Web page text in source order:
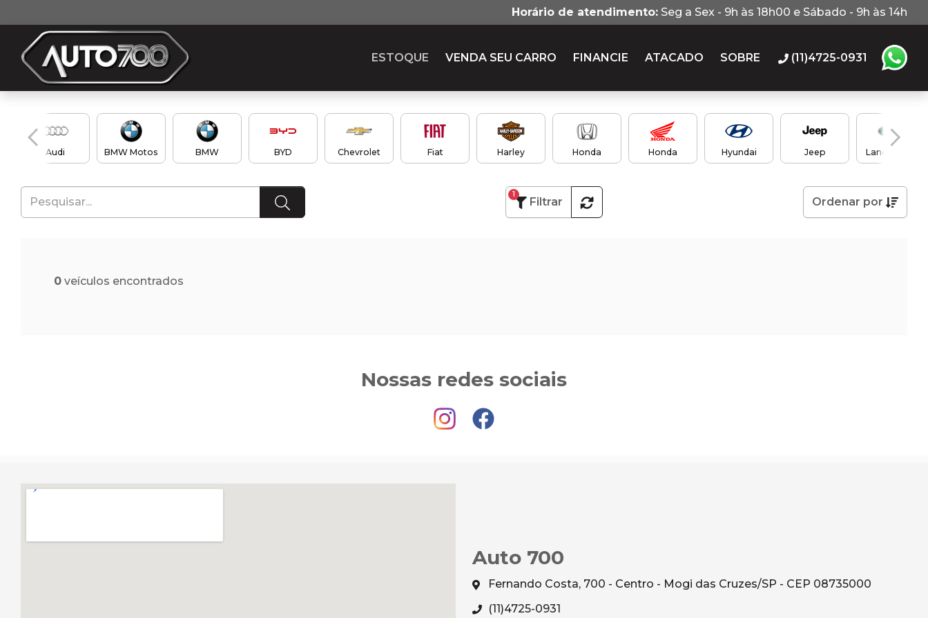
Horário de atendimento: Seg a Sex - 9h às 18h00 e Sábado - 9h às 14h
ESTOQUE VENDA SEU CARRO FINANCIE ATACADO SOBRE (11)4725-0931
Audi BMW Motos BMW BYD Chevrolet Fiat Harley Honda Honda Hyundai Jeep Land Rover
Filtrar
1
Ordenar por
0 veículos encontrados
Nossas redes sociais
Auto 700
Fernando Costa, 700 - Centro - Mogi das Cruzes/SP - CEP 08735000
(11)4725-0931